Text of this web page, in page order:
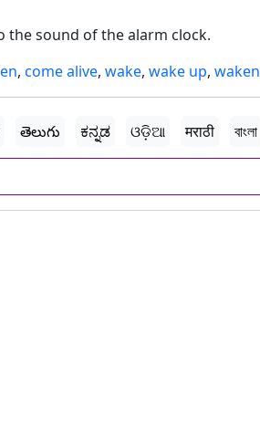
the sound of the alarm clock.
, come alive, wake, wake up, waken
తెలుగు ಕನ್ನಡ ଓଡ଼ିଆ मराठी বাংলা